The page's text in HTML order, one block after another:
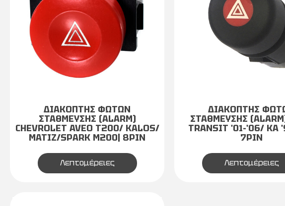
ΔΙΑΚΟΠΤΗΣ ΦΩΤΩΝ
ΣΤΑΘΜΕΥΣΗΣ (ALARM)
CHEVROLET AVEO T200/ KALOS/
MATIZ/SPARK M200| 8PIN
Λεπτομέρειες
ΔΙΑΚΟΠΤΗΣ
ΣΤΑΘΜΕΥΣΗΣ
TRANSIT '01-'06/ KA
7PIN
Λεπτομέρειες